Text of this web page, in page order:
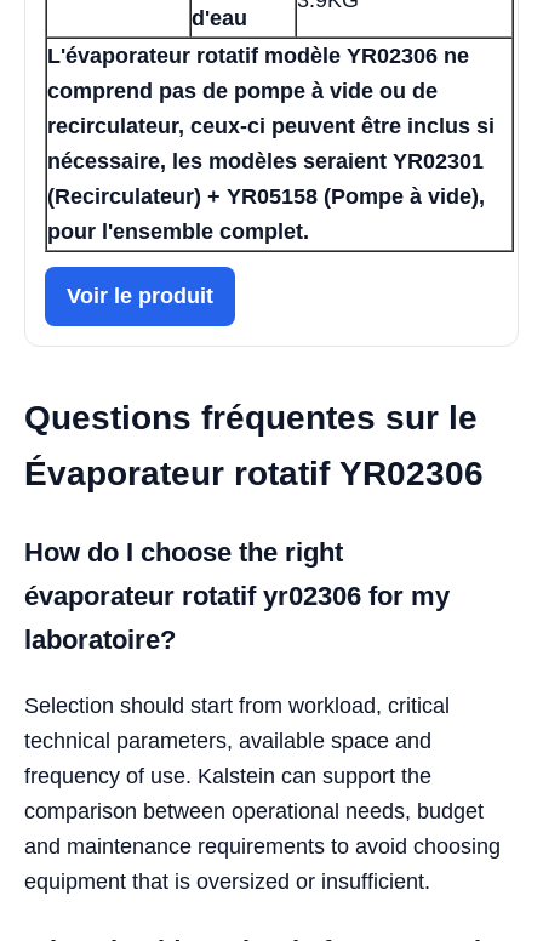
d'eau
L'évaporateur rotatif modèle YR02306 ne
comprend pas de pompe à vide ou de
recirculateur, ceux-ci peuvent être inclus si
nécessaire, les modèles seraient YR02301
(Recirculateur) + YR05158 (Pompe à vide),
pour l'ensemble complet.
Voir le produit
Questions fréquentes sur le
Évaporateur rotatif YR02306
How do I choose the right
évaporateur rotatif yr02306 for my
laboratoire?
Selection should start from workload, critical
technical parameters, available space and
frequency of use. Kalstein can support the
comparison between operational needs, budget
and maintenance requirements to avoid choosing
equipment that is oversized or insufficient.